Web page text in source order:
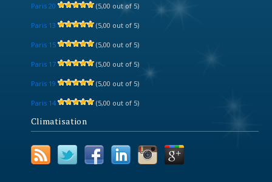
Paris 20 (5,00 out of 5)
Paris 13 (5,00 out of 5)
Paris 15 (5,00 out of 5)
Paris 17 (5,00 out of 5)
Paris 19 (5,00 out of 5)
Paris 14 (5,00 out of 5)
Climatisation